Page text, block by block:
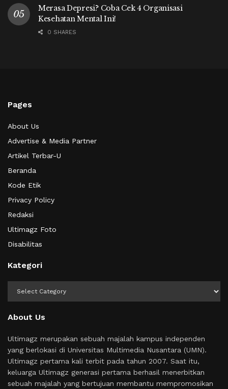
Merasa Depresi? Coba Cek 4 Organisasi
Kesehatan Mental Ini!
0 SHARES
Pages
About Us
Advertise & Media Partner
Artikel Terbar-U
Beranda
Kode Etik
Privacy Policy
Redaksi
Ultimagz Foto
Disabilitas
Kategori
About Us
Ultimagz merupakan sebuah majalah kampus independen
yang berlokasi di Universitas Multimedia Nusantara (UMN).
Ultimagz pertama kali terbit pada tahun 2007. Saat itu,
keluarga Ultimagz generasi pertama berhasil menerbitkan
sebuah majalah yang bertujuan membantu mempromosikan